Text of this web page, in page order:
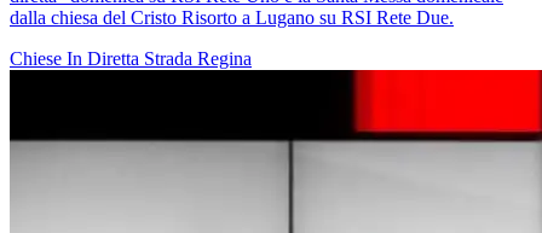
dalla chiesa del Cristo Risorto a Lugano su RSI Rete Due.
Chiese In Diretta Strada Regina